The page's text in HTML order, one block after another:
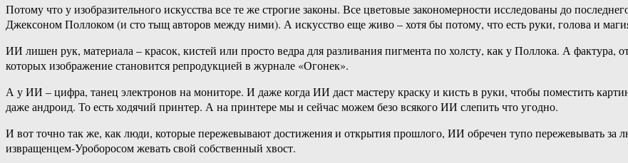
Потому что у изобразительного искусства все те же строгие законы. Все цветовые закономерности исследованы до
Джексоном Поллоком (и сто тыщ авторов между ними). А искусство еще живо – хотя бы потому, что есть руки, голова и
ИИ лишен рук, материала – красок, кистей или просто ведра для разливания пигмента по холсту, как у Поллока. А фактура,
которых изображение становится репродукцией в журнале «Огонек».
А у ИИ – цифра, танец электронов на мониторе. И даже когда ИИ даст мастеру краску и кисть в руки, чтобы поместить
даже андроид. То есть ходячий принтер. А на принтере мы и сейчас можем безо всякого ИИ слепить что угодно.
И вот точно так же, как люди, которые пережевывают достижения и открытия прошлого, ИИ обречен тупо пережевывать за
извращенцем-Уроборосом жевать свой собственный хвост.